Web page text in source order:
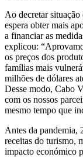
Ao decretar
espera obter mais
a financiar as
explicou:
os preços dos
famílias mais
milhões de dólares
Desse modo, Cabo
com os nossos
mesmo tempo que
Antes da pandemia,
receitas do turismo,
impacto económico